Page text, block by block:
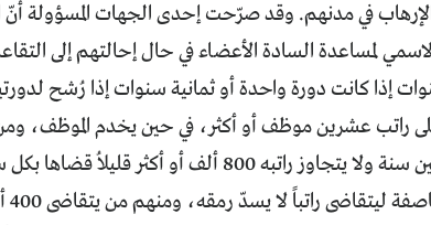
في مدنهم. وقد صرّحت إحدى الجهات المسؤولة أنّ
لمساعدة السادة الأعضاء في حال إحالتهم إلى
إذا كانت دورة واحدة أو ثمانية سنوات إذا رُشح
على راتب عشرين موظف أو أكثر، في حين يخدم الموظف،
الشهادات خاصة، مدة لا تقلّ عن ثلاثين سنة ولا يتجاوز راتبه 800 ألف أو